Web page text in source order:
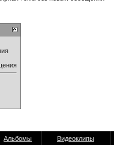
Альбомы Видеоклипы